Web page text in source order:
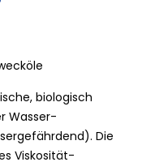
biologisch
Wasser-
Die
Viskosität-